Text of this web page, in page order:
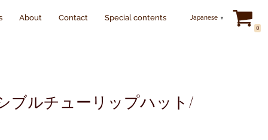
About Contact Special contents Japanese ▼
0
ブルチューリップハット/